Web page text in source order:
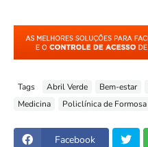
Tags Abril Verde Bem-estar
Medicina
Policlínica de Formosa
Facebook